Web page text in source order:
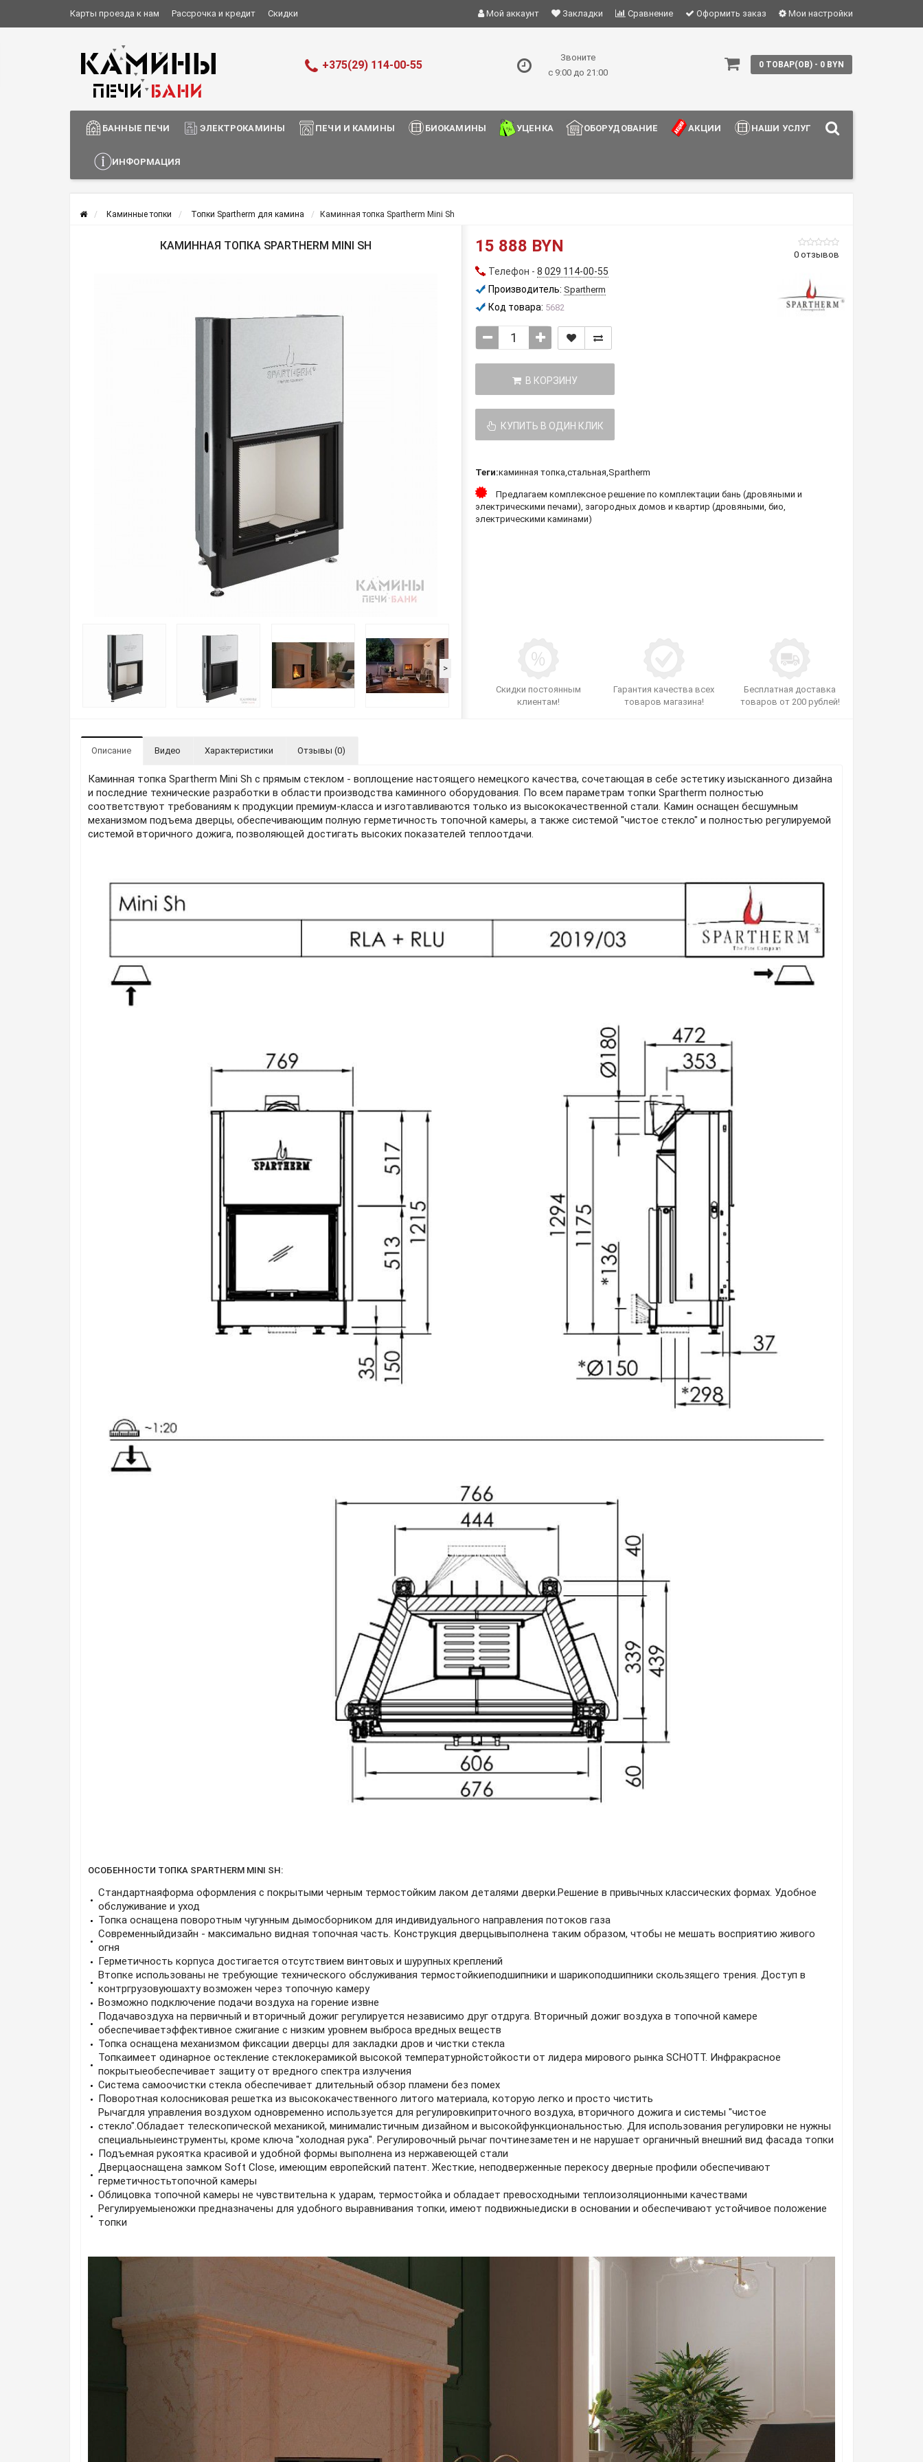
Карты проезда к нам Рассрочка и кредит Скидки
Информация о доставке
Мой аккаунт Закладки Сравнение Оформить заказ Мои настройки
+375(29) 114-00-55
Звоните
с 9:00 до 21:00
0 ТОВАР(ОВ) - 0 BYN
БАННЫЕ ПЕЧИ ЭЛЕКТРОКАМИНЫ ПЕЧИ И КАМИНЫ БИОКАМИНЫ УЦЕНКА ОБОРУДОВАНИЕ АКЦИИ НАШИ УСЛУГИ
ИНФОРМАЦИЯ
Каминные топки Топки Spartherm для камина Каминная топка Spartherm Mini Sh
КАМИННАЯ ТОПКА SPARTHERM MINI SH
>
0 отзывов
15 888 BYN
Телефон - 8 029 114-00-55
Производитель: Spartherm
Код товара: 5682
В КОРЗИНУ
КУПИТЬ В ОДИН КЛИК
Теги:каминная топка,стальная,Spartherm
Скидки постоянным
клиентам!
Гарантия качества всех
товаров магазина!
Бесплатная доставка
товаров от 200 рублей!
Предлагаем комплексное решение по комплектации бань (дровяными и
электрическими печами), загородных домов и квартир (дровяными, био,
электрическими каминами)
Описание Видео Характеристики Отзывы (0)
Каминная топка Spartherm Mini Sh с прямым стеклом - воплощение настоящего немецкого качества, сочетающая в себе эстетику изысканного дизайна
и последние технические разработки в области производства каминного оборудования. По всем параметрам топки Spartherm полностью
соответствуют требованиям к продукции премиум-класса и изготавливаются только из высококачественной стали. Камин оснащен бесшумным
механизмом подъема дверцы, обеспечивающим полную герметичность топочной камеры, а также системой "чистое стекло" и полностью регулируемой
системой вторичного дожига, позволяющей достигать высоких показателей теплоотдачи.
ОСОБЕННОСТИ ТОПКА SPARTHERM MINI SH:
Стандартнаяформа оформления с покрытыми черным термостойким лаком деталями дверки.Решение в привычных классических формах. Удобное
обслуживание и уход
Топка оснащена поворотным чугунным дымосборником для индивидуального направления потоков газа
Современныйдизайн - максимально видная топочная часть. Конструкция дверцывыполнена таким образом, чтобы не мешать восприятию живого
огня
Герметичность корпуса достигается отсутствием винтовых и шурупных креплений
Втопке использованы не требующие технического обслуживания термостойкиеподшипники и шарикоподшипники скользящего трения. Доступ в
контргрузовуюшахту возможен через топочную камеру
Возможно подключение подачи воздуха на горение извне
Подачавоздуха на первичный и вторичный дожиг регулируется независимо друг отдруга. Вторичный дожиг воздуха в топочной камере
обеспечиваетэффективное сжигание с низким уровнем выброса вредных веществ
Топка оснащена механизмом фиксации дверцы для закладки дров и чистки стекла
Топкаимеет одинарное остекление стеклокерамикой высокой температурнойстойкости от лидера мирового рынка SCHOTT. Инфракрасное
покрытыеобеспечивает защиту от вредного спектра излучения
Система самоочистки стекла обеспечивает длительный обзор пламени без помех
Поворотная колосниковая решетка из высококачественного литого материала, которую легко и просто чистить
Рычагдля управления воздухом одновременно используется для регулировкиприточного воздуха, вторичного дожига и системы "чистое
стекло".Обладает телескопической механикой, минималистичным дизайном и высокойфункциональностью. Для использования регулировки не нужны
специальныеинструменты, кроме ключа "холодная рука". Регулировочный рычаг почтинезаметен и не нарушает органичный внешний вид фасада топки
Подъемная рукоятка красивой и удобной формы выполнена из нержавеющей стали
Дверцаоснащена замком Soft Close, имеющим европейский патент. Жесткие, неподверженные перекосу дверные профили обеспечивают
герметичностьтопочной камеры
Облицовка топочной камеры не чувствительна к ударам, термостойка и обладает превосходными теплоизоляционными качествами
Регулируемыеножки предназначены для удобного выравнивания топки, имеют подвижныедиски в основании и обеспечивают устойчивое положение
топки